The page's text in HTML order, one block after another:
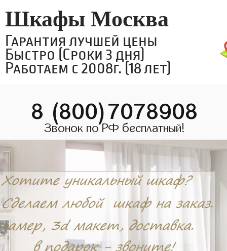
Шкафы Москва
Гарантия лучшей цены
Быстро (Сроки 3 дня)
Работаем с 2008г. (18 лет)
8 (800)7078908
Звонок по РФ бесплатный!